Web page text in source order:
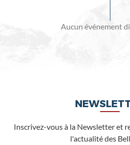
Aucun événement
Inscrivez-vous à la Newsletter et
l'actualité des